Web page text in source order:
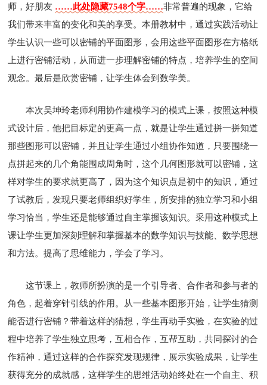
师，好朋友 ……此处隐藏7548个字……非常普遍的现象，它给
我们带来丰富的变化和美的享受。本册教材中，通过实践活动让
学生认识一些可以密铺的平面图形，会用这些平面图形在方格纸
上进行密铺活动，从而进一步理解密铺的特点，培养学生的空间
观念。最后是欣赏密铺，让学生体会到数学美。
本次吴坤玲老师利用协作建模学习的模式上课，按照这种模
式设计后，他把目标定的更高一点，就是让学生通过拼一拼知道
那些图形可以密铺，并且让学生通过小组协作知道，只要围绕一
点拼起来的几个角能围成周角时，这个几何图形就可以密铺，这
样对学生的要求就更高了，因为这个知识点是初中的知识，通过
了试教后，发现只要老师组织好学生，所安排的独立学习和小组
学习恰当，学生还是能够通过自主掌握该知识。采用这种模式上
课让学生更加深刻理解和掌握基本的数学知识与技能、数学思想
和方法。提高了思维能力，学会了学习。
这节课上，教师所扮演的是一个引导者、合作者和参与者的
角色，起着穿针引线的作用。从一些基本图形开始，让学生猜测
能否进行密铺？带着这样的猜想，学生再动手实验，在实验的过
程中培养了学生独立思考，互相合作，互帮互助，共同探讨的合
作精神，通过这样的合作探究发现规律，展示实验成果，让学生
获得充分的成就感，这样学生的思维活动始终处在一个自主、积